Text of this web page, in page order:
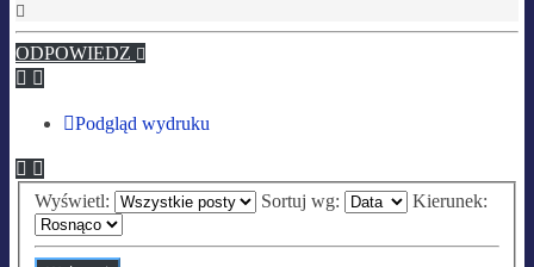
górę
ODPOWIEDZ
Podgląd wydruku
Wyświetl: Sortuj wg: Kierunek: